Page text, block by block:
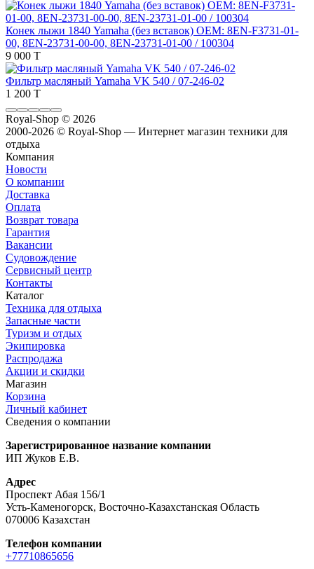
Конек лыжи 1840 Yamaha (без вставок) OEM: 8EN-F3731-01-
00, 8EN-23731-00-00, 8EN-23731-01-00 / 100304
9 000 T
Фильтр масляный Yamaha VK 540 / 07-246-02
1 200 T
Royal-Shop © 2026
2000-2026 © Royal-Shop — Интернет магазин техники для
отдыха
Компания
Новости
О компании
Доставка
Оплата
Возврат товара
Гарантия
Вакансии
Судовождение
Сервисный центр
Контакты
Каталог
Техника для отдыха
Запасные части
Туризм и отдых
Экипировка
Распродажа
Акции и скидки
Магазин
Корзина
Личный кабинет
Сведения о компании
Зарегистрированное название компании
ИП Жуков Е.В.
Адрес
Проспект Абая 156/1
Усть-Каменогорск, Восточно-Казахстанская Область
070006 Казахстан
Телефон компании
+77710865656